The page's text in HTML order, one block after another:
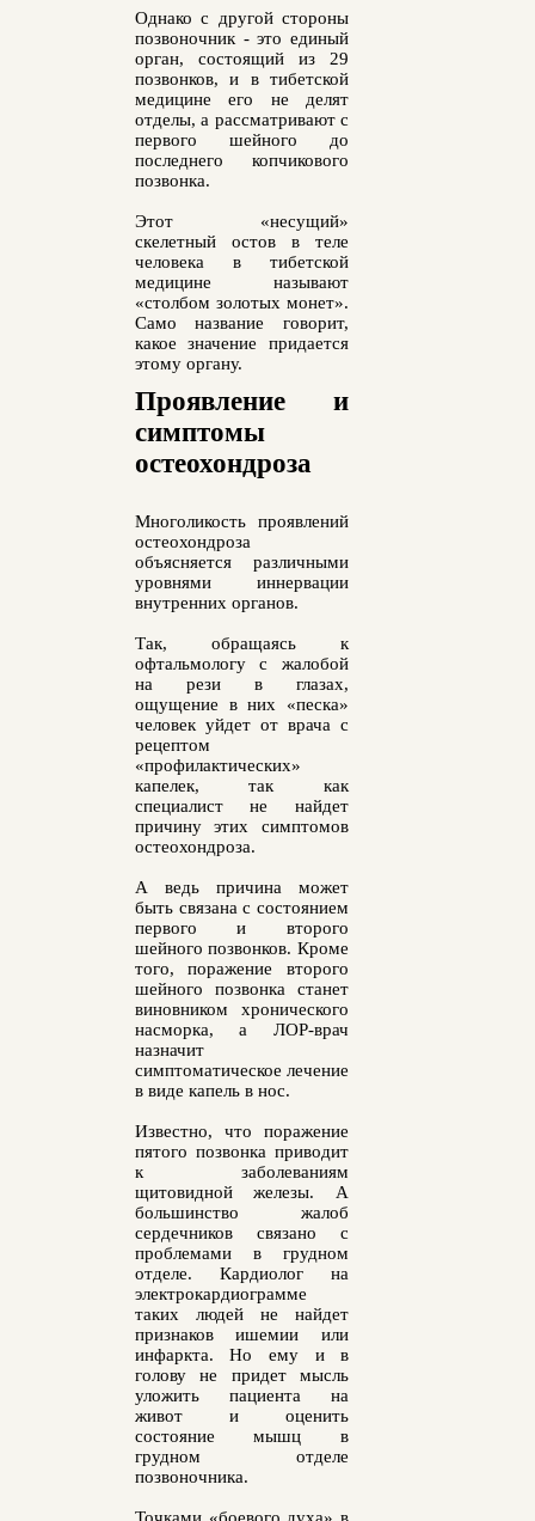
Однако с другой стороны
позвоночник - это единый
орган, состоящий из 29
позвонков, и в тибетской
медицине его не делят
отделы, а рассматривают с
первого шейного до
последнего копчикового
позвонка.
Этот «несущий»
скелетный остов в теле
человека в тибетской
медицине называют
«столбом золотых монет».
Само название говорит,
какое значение придается
этому органу.
Проявление и
симптомы
остеохондроза
Многоликость проявлений
остеохондроза
объясняется различными
уровнями иннервации
внутренних органов.
Так, обращаясь к
офтальмологу с жалобой
на рези в глазах,
ощущение в них «песка»
человек уйдет от врача с
рецептом
«профилактических»
капелек, так как
специалист не найдет
причину этих симптомов
остеохондроза.
А ведь причина может
быть связана с состоянием
первого и второго
шейного позвонков. Кроме
того, поражение второго
шейного позвонка станет
виновником хронического
насморка, а ЛОР-врач
назначит
симптоматическое лечение
в виде капель в нос.
Известно, что поражение
пятого позвонка приводит
к заболеваниям
щитовидной железы. А
большинство жалоб
сердечников связано с
проблемами в грудном
отделе. Кардиолог на
электрокардиограмме
таких людей не найдет
признаков ишемии или
инфаркта. Но ему и в
голову не придет мысль
уложить пациента на
живот и оценить
состояние мышц в
грудном отделе
позвоночника.